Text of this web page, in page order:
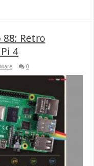
Retro
4
0